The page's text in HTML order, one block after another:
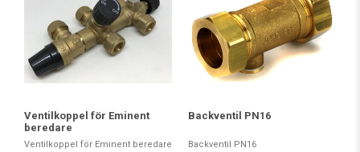
Ventilkoppel för Eminent
beredare
Ventilkoppel för Eminent beredare
Backventil PN16
Backventil PN16